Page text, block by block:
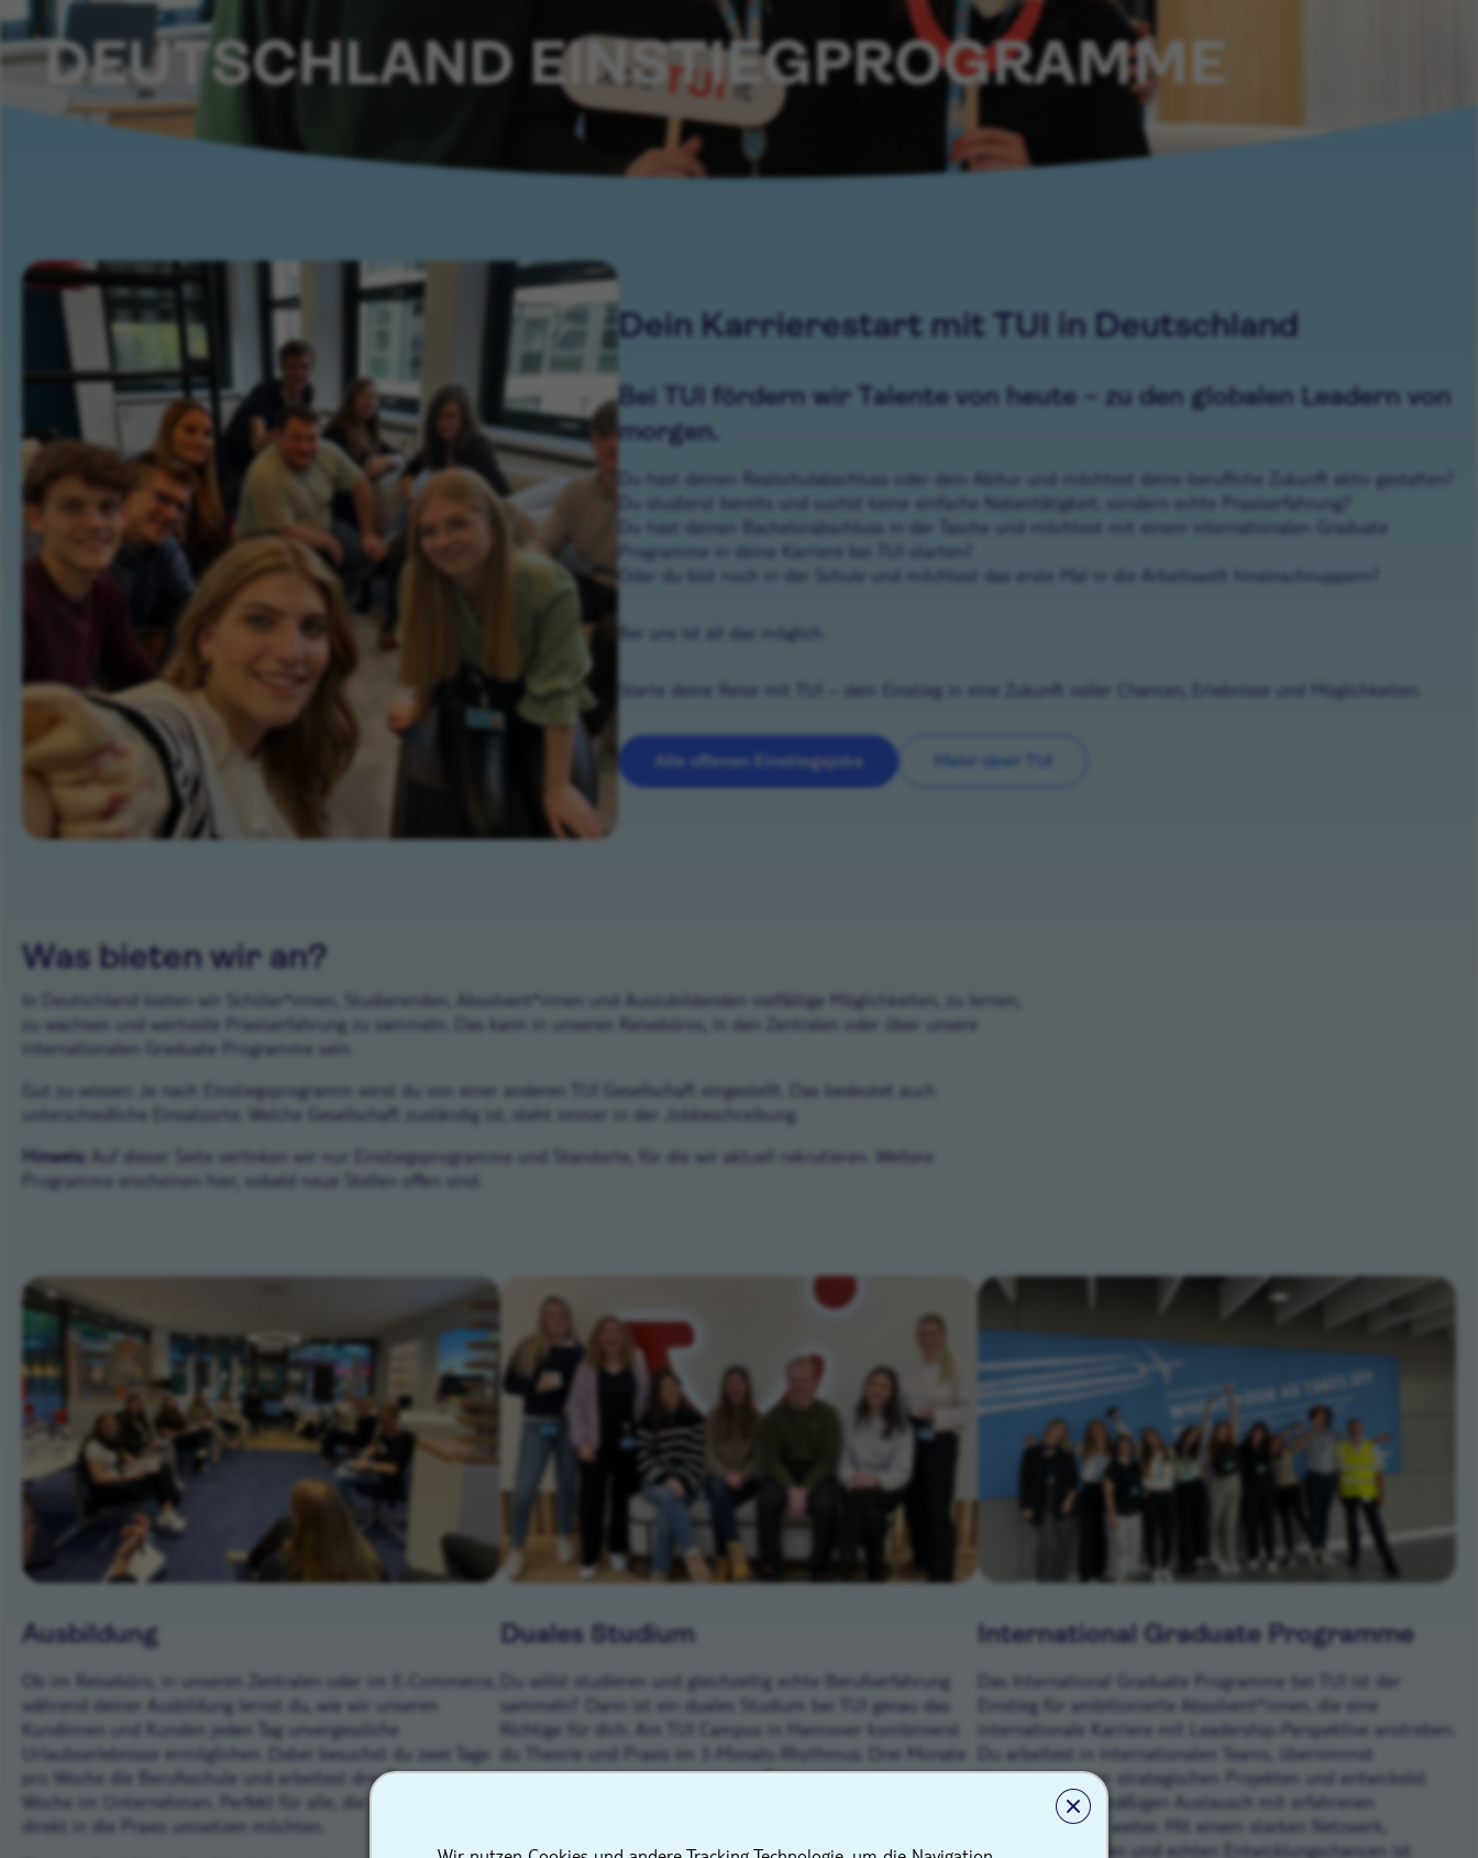
DEUTSCHLAND EINSTIEGPROGRAMME
Dein Karrierestart mit TUI in Deutschland
Bei TUI fördern wir Talente von heute – zu den globalen Leadern von
morgen.
Du hast deinen Realschulabschluss oder dein Abitur und möchtest deine berufliche Zukunft aktiv gestalten?
Du studierst bereits und suchst keine einfache Nebentätigkeit, sondern echte Praxiserfahrung?
Du hast deinen Bachelorabschluss in der Tasche und möchtest mit einem internationalen Graduate
Programme in deine Karriere bei TUI starten?
Oder du bist noch in der Schule und möchtest das erste Mal in die Arbeitswelt hineinschnuppern?
Bei uns ist all das möglich.
Starte deine Reise mit TUI – dein Einstieg in eine Zukunft voller Chancen, Erlebnisse und Möglichkeiten.
Alle offenen Einstiegsjobs Mehr über TUI
Was bieten wir an?
In Deutschland bieten wir Schüler*innen, Studierenden, Absolvent*innen und Auszubildenden vielfältige Möglichkeiten, zu lernen,
zu wachsen und wertvolle Praxiserfahrung zu sammeln. Das kann in unseren Reisebüros, in den Zentralen oder über unsere
internationalen Graduate Programme sein.
Gut zu wissen: Je nach Einstiegsprogramm wirst du von einer anderen TUI Gesellschaft eingestellt. Das bedeutet auch
unterschiedliche Einsatzorte. Welche Gesellschaft zuständig ist, steht immer in der Jobbeschreibung.
Hinweis: Auf dieser Seite verlinken wir nur Einstiegsprogramme und Standorte, für die wir aktuell rekrutieren. Weitere
Programme erscheinen hier, sobald neue Stellen offen sind.
Ausbildung
Ob im Reisebüro, in unseren Zentralen oder im E-Commerce,
während deiner Ausbildung lernst du, wie wir unseren
Kundinnen und Kunden jeden Tag unvergessliche
Urlaubserlebnisse ermöglichen. Dabei besuchst du zwei Tage
pro Woche die Berufsschule und arbeitest drei Tage pro
Woche im Unternehmen. Perfekt für alle, die das Gelernte
direkt in die Praxis umsetzen möchten.
Duales Studium
Du willst studieren und gleichzeitig echte Berufserfahrung
sammeln? Dann ist ein duales Studium bei TUI genau das
Richtige für dich. Am TUI Campus in Hannover kombinierst
du Theorie und Praxis im 3-Monats-Rhythmus. Drei Monate
lang arbeitest du aktiv in unseren Teams mit und
So bekommst du das Beste aus beiden Welten. Fundiertes
International Graduate Programme
Das International Graduate Programme bei TUI ist der
Einstieg für ambitionierte Absolvent*innen, die eine
internationale Karriere mit Leadership-Perspektive anstreben.
Du arbeitest in internationalen Teams, übernimmst
Verantwortung in strategischen Projekten und entwickelst
dich durch regelmäßigen Austausch mit erfahrenen
Führungskräften weiter. Mit einem starken Netzwerk,
globalen Einblicken und echten Entwicklungschancen ist